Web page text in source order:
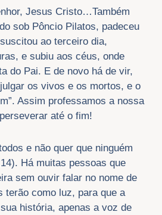
Jesus Cristo…Também
sob Pôncio Pilatos, padeceu
ao terceiro dia,
e subiu aos céus, onde
do Pai. E de novo há de vir,
os vivos e os mortos, e o
Assim professamos a nossa
até o fim!
e não quer que ninguém
Há muitas pessoas que
sem ouvir falar no nome de
terão como luz, para que a
história, apenas a voz de